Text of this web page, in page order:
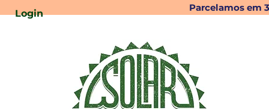
Parcelamos em
Login